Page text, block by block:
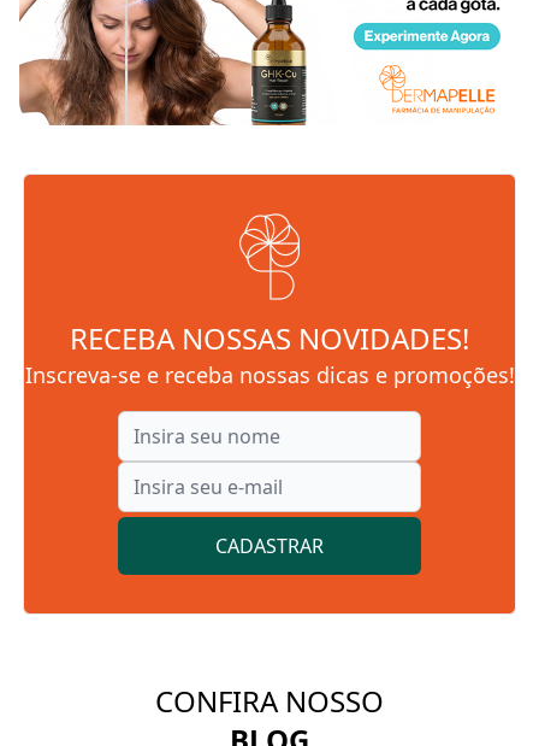
RECEBA NOSSAS NOVIDADES!
Inscreva-se e receba nossas dicas e promoções!
CADASTRAR
CONFIRA NOSSO